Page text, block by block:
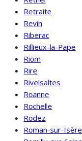
Retraite
Revin
Riberac
Rillieux-la-Pape
Riom
Rire
Rivelsaltes
Roanne
Rochelle
Rodez
Roman-sur-Isère